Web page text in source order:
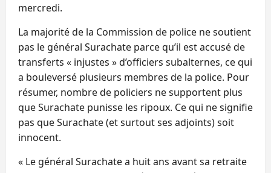
mercredi.
La majorité de la Commission de police ne soutient
pas le général Surachate parce qu’il est accusé de
transferts « injustes » d’officiers subalternes, ce qui
a bouleversé plusieurs membres de la police. Pour
résumer, nombre de policiers ne supportent plus
que Surachate punisse les ripoux. Ce qui ne signifie
pas que Surachate (et surtout ses adjoints) soit
innocent.
« Le général Surachate a huit ans avant sa retraite